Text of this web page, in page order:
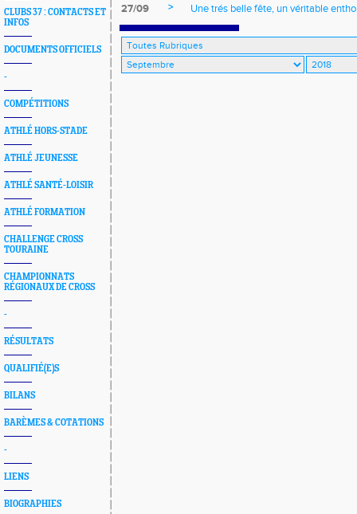
CLUBS 37 : CONTACTS ET
INFOS
DOCUMENTS OFFICIELS
-
COMPÉTITIONS
ATHLÉ HORS-STADE
ATHLÉ JEUNESSE
ATHLÉ SANTÉ-LOISIR
ATHLÉ FORMATION
CHALLENGE CROSS
TOURAINE
CHAMPIONNATS
RÉGIONAUX DE CROSS
-
RÉSULTATS
QUALIFIÉ(E)S
BILANS
BARÈMES & COTATIONS
-
LIENS
BIOGRAPHIES
27/09
> Une trés belle fête, un véritable